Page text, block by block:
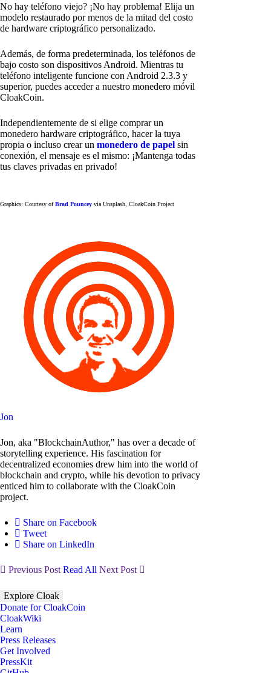
No hay teléfono viejo? ¡No hay problema! Elija un
modelo restaurado por menos de la mitad del costo
de hardware criptográfico personalizado.
Además, de forma predeterminada, los teléfonos de
bajo costo son dispositivos Android. Mientras tu
teléfono inteligente funcione con Android 2.3.3 y
superior, puedes acceder a nuestro monedero móvil
CloakCoin.
Independientemente de si elige comprar un
monedero hardware criptográfico, hacer la tuya
propia o incluso crear un monedero de papel sin
conexión, el mensaje es el mismo: ¡Mantenga todas
tus claves privadas en privado!
Graphics: Courtesy ofBrad Pouncey via Unsplash, CloakCoin Project
Jon
Jon, aka "BlockchainAuthor," has over a decade of
storytelling experience. His fascination for
decentralized economies drew him into the world of
blockchain and crypto, while his devotion to privacy
enticed him to collaborate with the CloakCoin
project.
Share on Facebook
Tweet
Share on LinkedIn
Previous Post Read All Next Post
Explore Cloak
Donate for CloakCoin
CloakWiki
Learn
Press Releases
Get Involved
PressKit